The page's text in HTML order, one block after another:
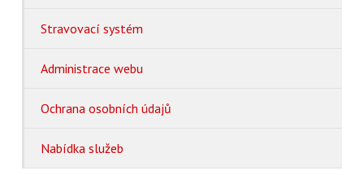
Stravovací systém
Administrace webu
Ochrana osobních údajů
Nabídka služeb